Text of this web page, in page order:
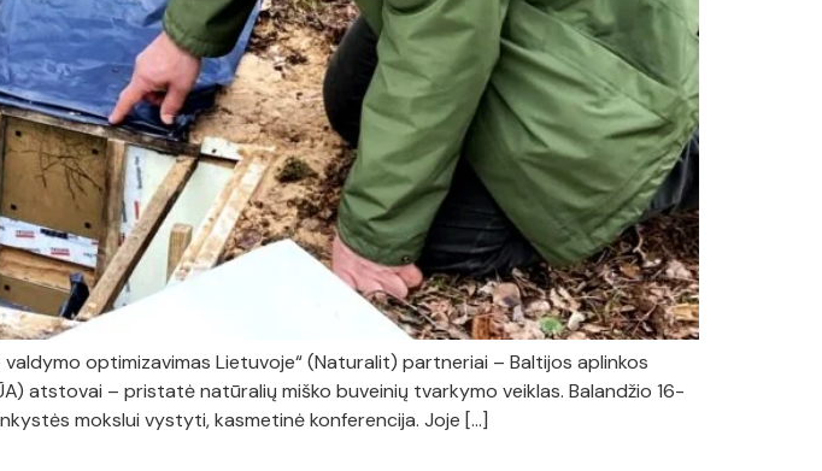
optimizavimas Lietuvoje“ (Naturalit) partneriai – Baltijos aplinkos
atstovai – pristatė natūralių miško buveinių tvarkymo veiklas. Balandžio 16-
mokslui vystyti, kasmetinė konferencija. Joje […]